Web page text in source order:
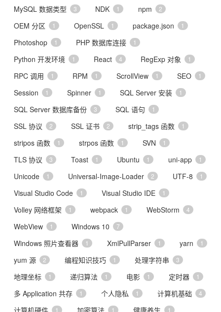
MySQL 数据类型 3 NDK 1 npm 2
OEM 分区 1 OpenSSL 1 package.json 1
Photoshop 1 PHP 数据库连接 1
Python 开发环境 1 React 4 RegExp 对象 1
RPC 调用 1 RPM 1 ScrollView 1 SEO 1
Session 1 Spinner 1 SQL Server 安装 1
SQL Server 数据库备份 3 SQL 语句 1
SSL 协议 2 SSL 证书 2 strip_tags 函数 1
stripos 函数 1 strpos 函数 1 SVN 1
TLS 协议 3 Toast 1 Ubuntu 1 uni-app 1
Unicode 1 Universal-Image-Loader 2 UTF-8 1
Visual Studio Code 1 Visual Studio IDE 1
Volley 网络框架 1 webpack 1 WebStorm 4
WebView 1 Windows 10 7
Windows 照片查看器 1 XmlPullParser 1 yarn 1
yum 源 2 编程知识技巧 1 处理字符串 3
地理坐标 1 递归算法 1 电影 1 定时器 1
多 Application 共存 1 个人隐私 1 计算机基础 4
计算机硬件 1 加密算法 1 健康养生 1